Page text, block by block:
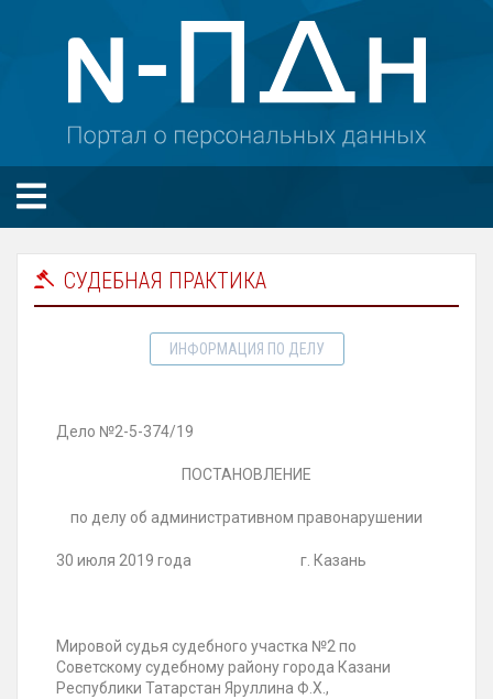
СУДЕБНАЯ ПРАКТИКА
ИНФОРМАЦИЯ ПО ДЕЛУ
Дело №2-5-374/19
ПОСТАНОВЛЕНИЕ
по делу об административном правонарушении
30 июля 2019 года г. Казань
Мировой судья судебного участка №2 по
Советскому судебному району города Казани
Республики Татарстан Яруллина Ф.Х.,